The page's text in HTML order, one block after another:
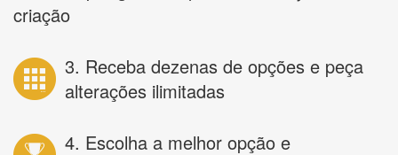
criação
3. Receba dezenas de opções e peça
alterações ilimitadas
4. Escolha a melhor opção e